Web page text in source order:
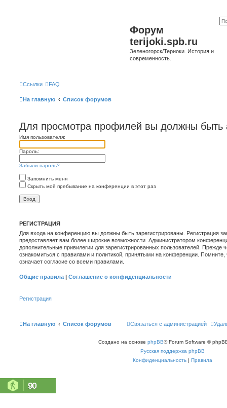
Форум
terijoki.spb.ru
Зеленогорск/Териоки. История и
современность.
Ссылки FAQ
На главную Список форумов
Для просмотра профилей вы должны быть
Имя пользователя:
Пароль:
Забыли пароль?
Запомнить меня
Скрыть моё пребывание на конференции в этот раз
РЕГИСТРАЦИЯ
Для входа на конференцию вы должны быть зарегистрированы. Регистрация
предоставляет вам более широкие возможности. Администратором
дополнительные привилегии для зарегистрированных пользователей. Прежде
ознакомиться с правилами и политикой, принятыми на конференции.
означает согласие со всеми правилами.
Общие правила | Соглашение о конфиденциальности
Регистрация
На главную Список форумов Связаться с администрацией
Создано на основе phpBB® Forum Software ©
Русская поддержка phpBB
Конфиденциальность | Правила
90